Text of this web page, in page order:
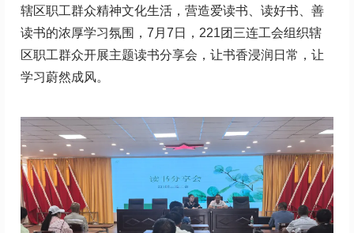
辖区职工群众精神文化生活，营造爱读书、读好书、善
读书的浓厚学习氛围，7月7日，221团三连工会组织辖
区职工群众开展主题读书分享会，让书香浸润日常，让
学习蔚然成风。